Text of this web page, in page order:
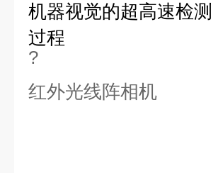
机器视觉的超高速检
过程
?
红外光线阵相机